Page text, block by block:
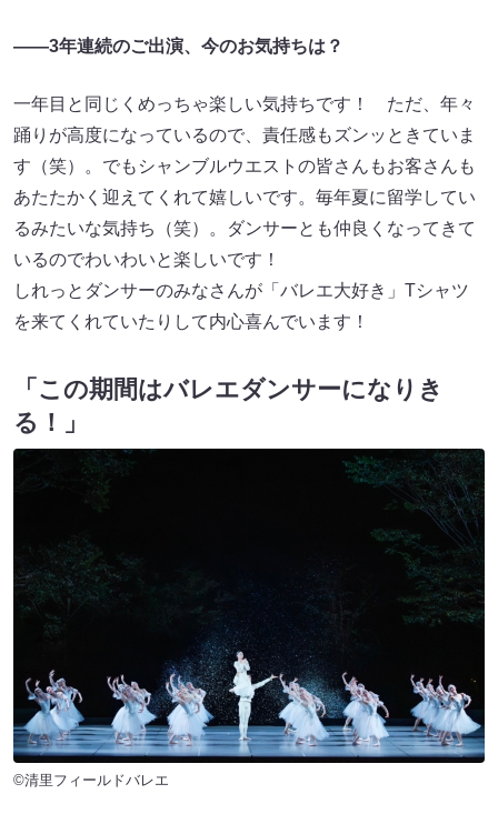
――3年連続のご出演、今のお気持ちは？
一年目と同じくめっちゃ楽しい気持ちです！ ただ、年々
踊りが高度になっているので、責任感もズンッときていま
す（笑）。でもシャンブルウエストの皆さんもお客さんも
あたたかく迎えてくれて嬉しいです。毎年夏に留学してい
るみたいな気持ち（笑）。ダンサーとも仲良くなってきて
いるのでわいわいと楽しいです！
しれっとダンサーのみなさんが「バレエ大好き」Tシャツ
を来てくれていたりして内心喜んでいます！
「この期間はバレエダンサーになりき
る！」
©清里フィールドバレエ